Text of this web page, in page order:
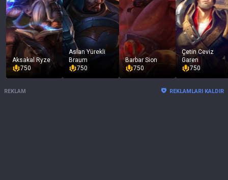
Aksakal Ryze
750
Aslan Yürekli
Braum
750
Barbar Sion
750
Çetin Ceviz
Garen
750
REKLAM REKLAMLARI KALDIR